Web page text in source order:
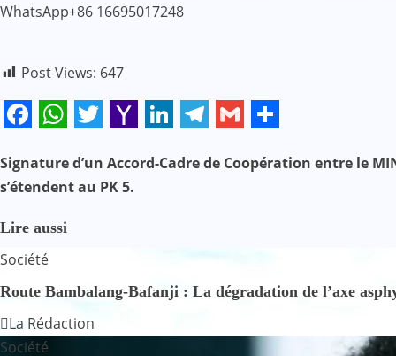
WhatsApp+86 16695017248
Post Views: 647
Mail
N
i
g
Signature d’un Accord-Cadre de Coopération entre le
s’étendent au PK 5.
Lire aussi
Société
Route Bambalang-Bafanji : La dégradation de l’axe
La Rédaction
Société